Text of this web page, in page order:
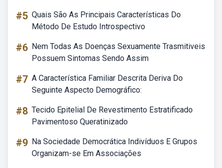
#5 Quais São As Principais Características Do
Método De Estudo Introspectivo
#6 Nem Todas As Doenças Sexuamente Trasmitiveis
Possuem Sintomas Sendo Assim
#7 A Característica Familiar Descrita Deriva Do
Seguinte Aspecto Demográfico:
#8 Tecido Epitelial De Revestimento Estratificado
Pavimentoso Queratinizado
#9 Na Sociedade Democrática Indivíduos E Grupos
Organizam-se Em Associações